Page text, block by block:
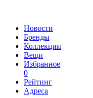
Новости
Бренды
Коллекции
Вещи
Избранное
0
Рейтинг
Адреса